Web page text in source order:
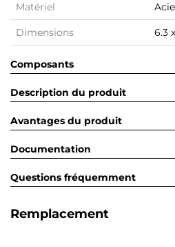
Matériel
Dimensions 6.3
Composants
Description du produit
Avantages du produit
Documentation
Questions fréquemment
Remplacement